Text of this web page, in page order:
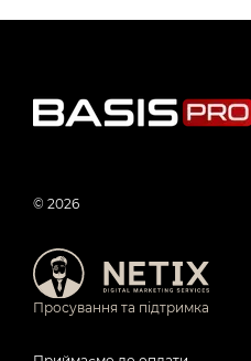
© 2026
Просування та підтримка